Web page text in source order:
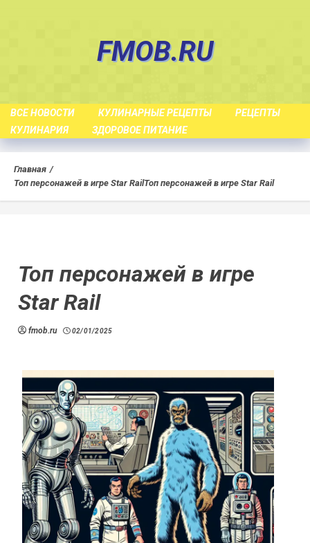
FMOB.RU
ВСЕ НОВОСТИ КУЛИНАРНЫЕ РЕЦЕПТЫ
РЕЦЕПТЫ
КУЛИНАРИЯ
ЗДОРОВОЕ ПИТАНИЕ
Главная
Топ персонажей в игре Star RailТоп персонажей в игре Star Rail
Топ персонажей в игре
Star Rail
fmob.ru 02/01/2025